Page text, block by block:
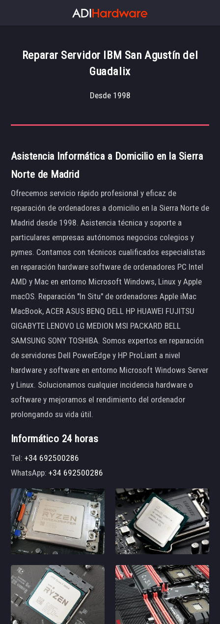
Reparar Servidor IBM San Agustín del
Guadalix
Desde 1998
Asistencia Informática a Domicilio en la Sierra
Norte de Madrid
Ofrecemos servicio rápido profesional y eficaz de
reparación de ordenadores a domicilio en la Sierra Norte de
Madrid desde 1998. Asistencia técnica y soporte a
particulares empresas autónomos negocios colegios y
pymes. Contamos con técnicos cualificados especialistas
en reparación hardware software de ordenadores PC Intel
AMD y Mac en entorno Microsoft Windows, Linux y Apple
macOS. Reparación "In Situ" de ordenadores Apple iMac
MacBook, ACER ASUS BENQ DELL HP HUAWEI FUJITSU
GIGABYTE LENOVO LG MEDION MSI PACKARD BELL
SAMSUNG SONY TOSHIBA. Somos expertos en reparación
de servidores Dell PowerEdge y HP ProLiant a nivel
hardware y software en entorno Microsoft Windows Server
y Linux. Solucionamos cualquier incidencia hardware o
software y mejoramos el rendimiento del ordenador
prolongando su vida útil.
Informático 24 horas
Tel:+34 692500286
WhatsApp:+34 692500286